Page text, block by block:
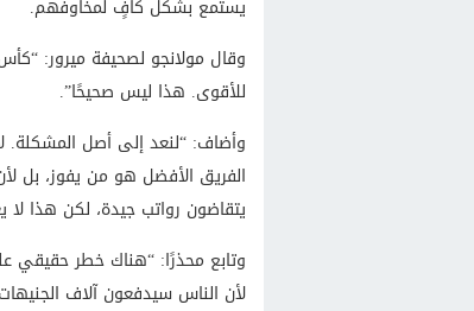
يستمع بشكل كافٍ لمخاوفهم.
وقال مولانجو لصحيفة ميرور:
للأقوى. هذا ليس صحيحًا”.
وأضاف: “لنعد إلى أصل المشكلة.
الفريق الأفضل هو من يفوز، بل
يتقاضون رواتب جيدة، لكن هذا
وتابع محذرًا: “هناك خطر حقيقي
لأن الناس سيدفعون آلاف